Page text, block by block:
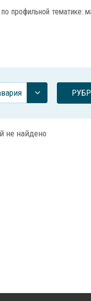
профильной тематике:
не найдено